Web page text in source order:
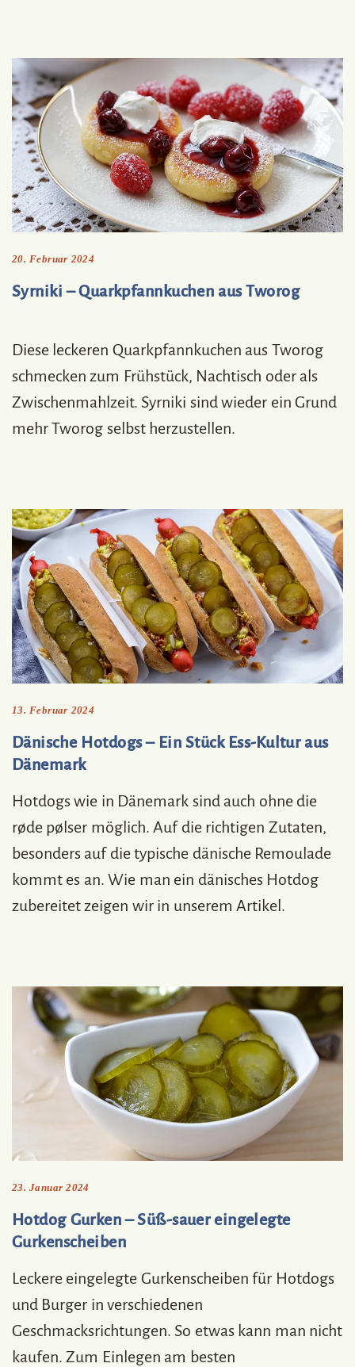
20. Februar 2024
Syrniki – Quarkpfannkuchen aus Tworog
Diese leckeren Quarkpfannkuchen aus Tworog
schmecken zum Frühstück, Nachtisch oder als
Zwischenmahlzeit. Syrniki sind wieder ein Grund
mehr Tworog selbst herzustellen.
13. Februar 2024
Dänische Hotdogs – Ein Stück Ess-Kultur aus
Dänemark
Hotdogs wie in Dänemark sind auch ohne die
røde pølser möglich. Auf die richtigen Zutaten,
besonders auf die typische dänische Remoulade
kommt es an. Wie man ein dänisches Hotdog
zubereitet zeigen wir in unserem Artikel.
23. Januar 2024
Hotdog Gurken – Süß-sauer eingelegte
Gurkenscheiben
Leckere eingelegte Gurkenscheiben für Hotdogs
und Burger in verschiedenen
Geschmacksrichtungen. So etwas kann man nicht
kaufen. Zum Einlegen am besten